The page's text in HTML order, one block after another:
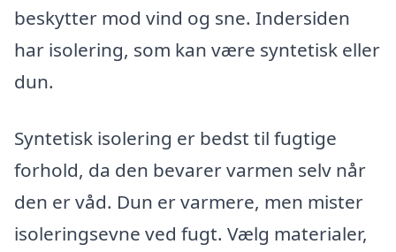
beskytter mod vind og sne. Indersiden
har isolering, som kan være syntetisk eller
dun.
Syntetisk isolering er bedst til fugtige
forhold, da den bevarer varmen selv når
den er våd. Dun er varmere, men mister
isoleringsevne ved fugt. Vælg materialer,